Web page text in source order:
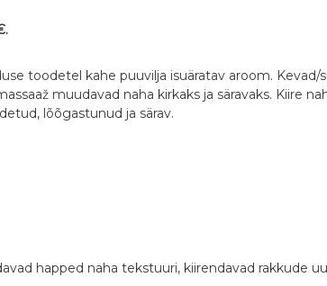
toodetel kahe puuvilja isuäratav aroom.
muudavad naha kirkaks ja säravaks. Kiire
lõõgastunud ja särav.
happed naha tekstuuri, kiirendavad rakkude